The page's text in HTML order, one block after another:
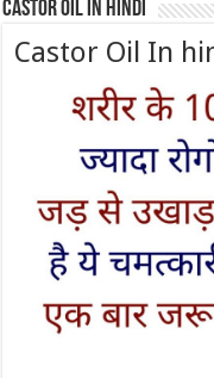
Castor Oil In Hindi
Castor Oil In